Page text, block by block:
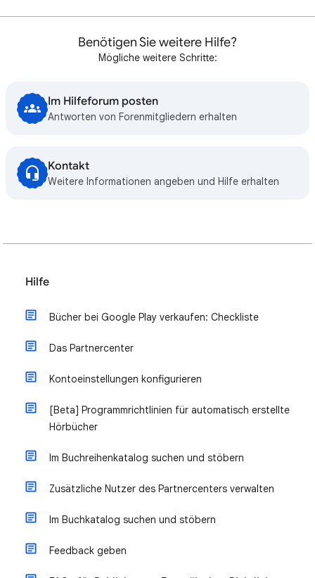
Benötigen Sie weitere Hilfe?
Mögliche weitere Schritte:
Im Hilfeforum posten
Antworten von Forenmitgliedern erhalten
Kontakt
Weitere Informationen angeben und Hilfe erhalten
Hilfe
Bücher bei Google Play verkaufen: Checkliste
Das Partnercenter
Kontoeinstellungen konfigurieren
[Beta] Programmrichtlinien für automatisch erstellte
Hörbücher
Im Buchreihenkatalog suchen und stöbern
Zusätzliche Nutzer des Partnercenters verwalten
Im Buchkatalog suchen und stöbern
Feedback geben